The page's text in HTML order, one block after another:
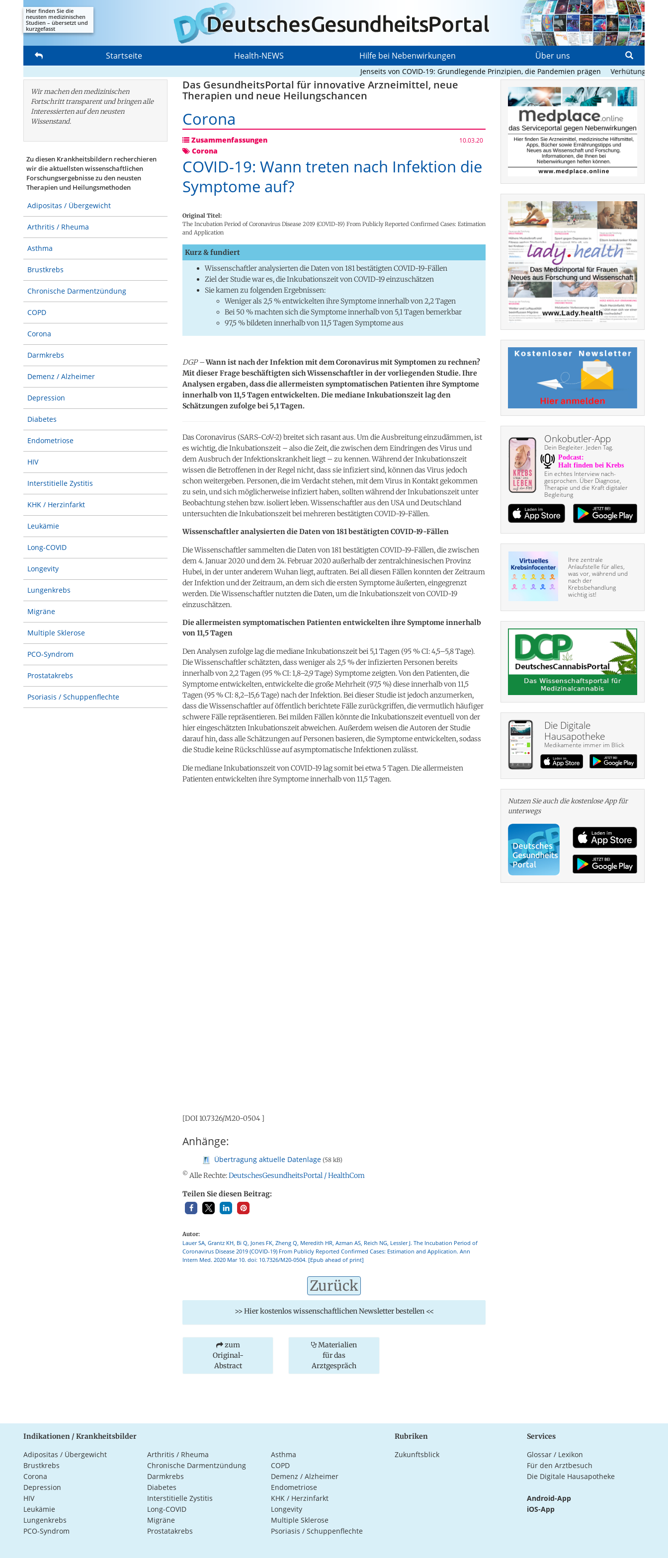
Hier finden Sie die
neusten medizinischen
Studien – übersetzt und
kurzgefasst
Startseite Health-NEWS Hilfe bei Nebenwirkungen Über uns
Jenseits von COVID-19: Grundlegende Prinzipien, die Pandemien prägen Verhütung im
Wir machen den medizinischen
Fortschritt transparent und bringen alle
Interessierten auf den neusten
Wissenstand.
Zu diesen Krankheitsbildern recherchieren
wir die aktuellsten wissenschaftlichen
Forschungs­ergebnisse zu den neusten
Therapien und Heilungsmethoden
Adipositas / Übergewicht
Arthritis / Rheuma
Asthma
Brustkrebs
Chronische Darmentzündung
COPD
Corona
Darmkrebs
Demenz / Alzheimer
Depression
Diabetes
Endometriose
HIV
Interstitielle Zystitis
KHK / Herzinfarkt
Leukämie
Long-COVID
Longevity
Lungenkrebs
Migräne
Multiple Sklerose
PCO-Syndrom
Prostatakrebs
Psoriasis / Schuppenflechte
Das GesundheitsPortal für innovative Arzneimittel, neue
Therapien und neue Heilungschancen
Corona
Zusammenfassungen 10.03.20
Corona
COVID-19: Wann treten nach Infektion die
Symptome auf?
Original Titel:
The Incubation Period of Coronavirus Disease 2019 (COVID-19) From Publicly Reported Confirmed Cases: Estimation
and Application
Kurz & fundiert
Wissenschaftler analysierten die Daten von 181 bestätigten COVID-19-Fällen
Ziel der Studie war es, die Inkubationszeit von COVID-19 einzuschätzen
Sie kamen zu folgenden Ergebnissen:
Weniger als 2,5 % entwickelten ihre Symptome innerhalb von 2,2 Tagen
Bei 50 % machten sich die Symptome innerhalb von 5,1 Tagen bemerkbar
97,5 % bildeten innerhalb von 11,5 Tagen Symptome aus
DGP –Wann ist nach der Infektion mit dem Coronavirus mit Symptomen zu rechnen?
Mit dieser Frage beschäftigten sich Wissenschaftler in der vorliegenden Studie. Ihre
Analysen ergaben, dass die allermeisten symptomatischen Patienten ihre Symptome
innerhalb von 11,5 Tagen entwickelten. Die mediane Inkubationszeit lag den
Schätzungen zufolge bei 5,1 Tagen.
Das Coronavirus (SARS-CoV-2) breitet sich rasant aus. Um die Ausbreitung einzudämmen, ist
es wichtig, die Inkubationszeit – also die Zeit, die zwischen dem Eindringen des Virus und
dem Ausbruch der Infektionskrankheit liegt – zu kennen. Während der Inkubationszeit
wissen die Betroffenen in der Regel nicht, dass sie infiziert sind, können das Virus jedoch
schon weitergeben. Personen, die im Verdacht stehen, mit dem Virus in Kontakt gekommen
zu sein, und sich möglicherweise infiziert haben, sollten während der Inkubationszeit unter
Beobachtung stehen bzw. isoliert leben. Wissenschaftler aus den USA und Deutschland
untersuchten die Inkubationszeit bei mehreren bestätigten COVID-19-Fällen.
Wissenschaftler analysierten die Daten von 181 bestätigten COVID-19-Fällen
Die Wissenschaftler sammelten die Daten von 181 bestätigten COVID-19-Fällen, die zwischen
dem 4. Januar 2020 und dem 24. Februar 2020 außerhalb der zentralchinesischen Provinz
Hubei, in der unter anderem Wuhan liegt, auftraten. Bei all diesen Fällen konnten der Zeitraum
der Infektion und der Zeitraum, an dem sich die ersten Symptome äußerten, eingegrenzt
werden. Die Wissenschaftler nutzten die Daten, um die Inkubationszeit von COVID-19
einzuschätzen.
Die allermeisten symptomatischen Patienten entwickelten ihre Symptome innerhalb
von 11,5 Tagen
Den Analysen zufolge lag die mediane Inkubationszeit bei 5,1 Tagen (95 % CI: 4,5–5,8 Tage).
Die Wissenschaftler schätzten, dass weniger als 2,5 % der infizierten Personen bereits
innerhalb von 2,2 Tagen (95 % CI: 1,8–2,9 Tage) Symptome zeigten. Von den Patienten, die
Symptome entwickelten, entwickelte die große Mehrheit (97,5 %) diese innerhalb von 11,5
Tagen (95 % CI: 8,2–15,6 Tage) nach der Infektion. Bei dieser Studie ist jedoch anzumerken,
dass die Wissenschaftler auf öffentlich berichtete Fälle zurückgriffen, die vermutlich häufiger
schwere Fälle repräsentieren. Bei milden Fällen könnte die Inkubationszeit eventuell von der
hier eingeschätzten Inkubationszeit abweichen. Außerdem weisen die Autoren der Studie
darauf hin, dass alle Schätzungen auf Personen basieren, die Symptome entwickelten, sodass
die Studie keine Rückschlüsse auf asymptomatische Infektionen zulässt.
Die mediane Inkubationszeit von COVID-19 lag somit bei etwa 5 Tagen. Die allermeisten
Patienten entwickelten ihre Symptome innerhalb von 11,5 Tagen.
[DOI 10.7326/M20-0504 ]
Anhänge:
Übertragung aktuelle Datenlage (58 kB)
© Alle Rechte:DeutschesGesundheitsPortal / HealthCom
Teilen Sie diesen Beitrag:
Autor:
Lauer SA, Grantz KH, Bi Q, Jones FK, Zheng Q, Meredith HR, Azman AS, Reich NG, Lessler J. The Incubation Period of
Coronavirus Disease 2019 (COVID-19) From Publicly Reported Confirmed Cases: Estimation and Application. Ann
Intern Med. 2020 Mar 10. doi: 10.7326/M20-0504. [Epub ahead of print]
Zurück
>> Hier kostenlos wissenschaftlichen Newsletter bestellen <<
zum
Original-
Abstract
Materialien
für das
Arztgespräch
Onkobutler-App
Dein Begleiter. Jeden Tag.
Ein echtes Interview nach­
gesprochen. Über Diagnose,
Therapie und die Kraft digitaler
Begleitung
Ihre zentrale
Anlaufstelle für alles,
was vor, während und
nach der
Krebsbehandlung
wichtig ist!
Die Digitale
Hausapotheke
Medikamente immer im Blick
Nutzen Sie auch die kosten­lose App für
unterwegs
Indikationen / Krankheitsbilder
Adipositas / Übergewicht Arthritis / Rheuma
Asthma
Brustkrebs
Chronische Darmentzündung
COPD
Corona
Darmkrebs
Demenz / Alzheimer
Depression
Diabetes
Endometriose
HIV
Interstitielle Zystitis
KHK / Herzinfarkt
Leukämie
Long-COVID
Longevity
Lungenkrebs
Migräne
Multiple Sklerose
PCO-Syndrom
Prostatakrebs Psoriasis / Schuppenflechte
Rubriken
Zukunftsblick
Services
Glossar / Lexikon
Für den Arztbesuch
Die Digitale Hausapotheke
Android-App
iOS-App